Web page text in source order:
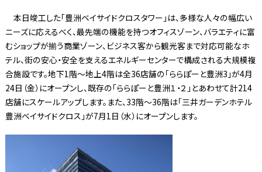
本日竣工した「豊洲ベイサイドクロスタワー」は、多様な人々の幅広い
ニーズに応えるべく、最先端の機能を持つオフィスゾーン、バラエティに富
むショップが揃う商業ゾーン、ビジネス客から観光客まで対応可能なホ
テル、街の安心・安全を支えるエネルギーセンターで構成される大規模複
合施設です。地下1階～地上4階は全36店舗の「ららぽーと豊洲3」が4月
24日（金）にオープンし、既存の「ららぽーと豊洲１・２」とあわせて計214
店舗にスケールアップします。また、33階～36階は「三井ガーデンホテル
豊洲ベイサイドクロス」が7月1日（水）にオープンします。